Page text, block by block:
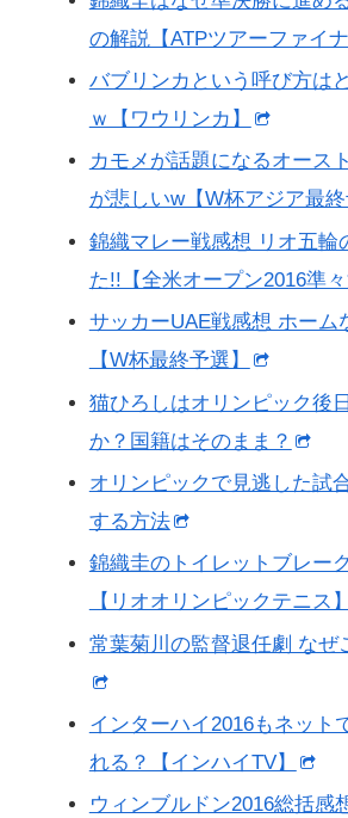
の解説【ATPツアーファイナ
バブリンカという呼び方は
ｗ【ワウリンカ】
カモメが話題になるオース
が悲しいw【W杯アジア最終
錦織マレー戦感想 リオ五輪
た!!【全米オープン2016準々
サッカーUAE戦感想 ホーム
【W杯最終予選】
猫ひろしはオリンピック後
か？国籍はそのまま？
オリンピックで見逃した試
する方法
錦織圭のトイレットブレー
【リオオリンピックテニス】
常葉菊川の監督退任劇 なぜ
インターハイ2016もネット
れる？【インハイTV】
ウィンブルドン2016総括感